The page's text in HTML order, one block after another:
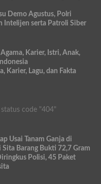
Demo Agustus, Polri
Intelijen serta Patroli Siber
Karier, Istri, Anak,
Karier, Lagu, dan Fakta
code "404"
Usai Tanam Ganja di
Sita Barang Bukti 72,7 Gram
Polisi, 45 Paket